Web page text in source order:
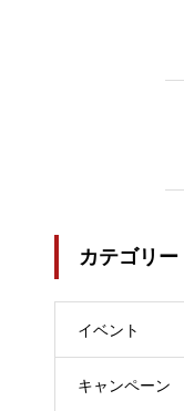
カテゴリー
イベント
キャンペーン